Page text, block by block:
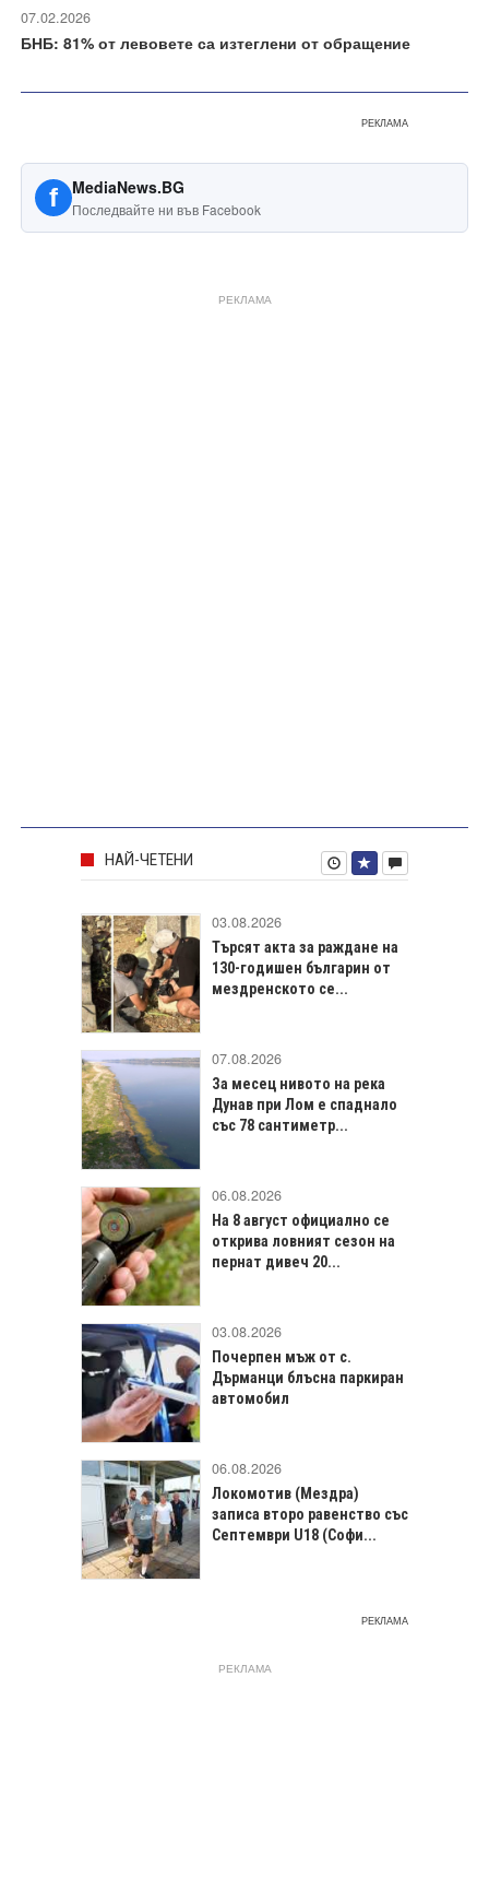
07.02.2026
БНБ: 81% от левовете са изтеглени от обращение
РЕКЛАМА
f MediaNews.BG
Последвайте ни във Facebook
РЕКЛАМА
НАЙ-ЧЕТЕНИ
03.08.2026
Търсят акта за раждане на
130-годишен българин от
мездренското се...
07.08.2026
За месец нивото на река
Дунав при Лом е спаднало
със 78 сантиметр...
06.08.2026
На 8 август официално се
открива ловният сезон на
пернат дивеч 20...
03.08.2026
Почерпен мъж от с.
Дърманци блъсна паркиран
автомобил
06.08.2026
Локомотив (Мездра)
записа второ равенство със
Септември U18 (Софи...
РЕКЛАМА
РЕКЛАМА